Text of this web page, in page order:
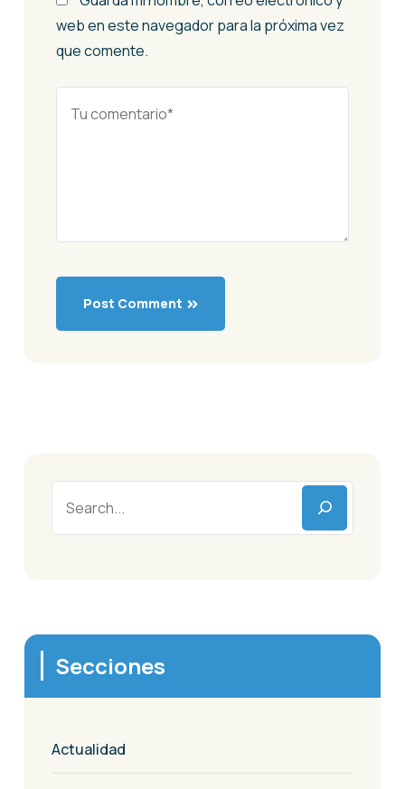
web en este navegador para la próxima vez
que comente.
Post Comment
Secciones
Actualidad